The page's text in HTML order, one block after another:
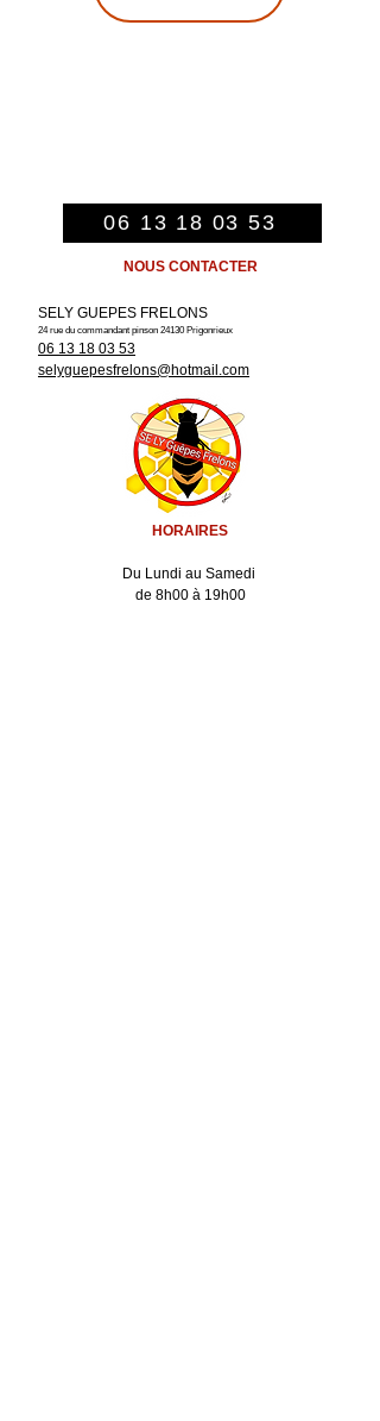
06 13 18 03 53
NOUS CONTACTER
SELY GUEPES FRELONS
24 rue du commandant pinson 24130 Prigonrieux
06 13 18 03 53
selyguepesfrelons@hotmail.com
HORAIRES
Du Lundi au Samedi
de 8h00 à 19h00